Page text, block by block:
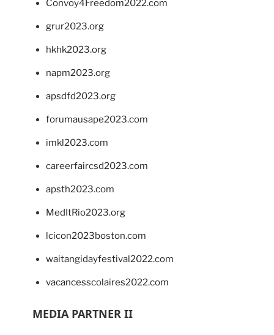
Convoy4Freedom2022.com
grur2023.org
hkhk2023.org
napm2023.org
apsdfd2023.org
forumausape2023.com
imkl2023.com
careerfaircsd2023.com
apsth2023.com
MedItRio2023.org
lcicon2023boston.com
waitangidayfestival2022.com
vacancesscolaires2022.com
MEDIA PARTNER II